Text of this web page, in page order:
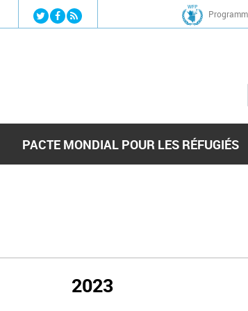
Jump to navigation
PACTE MONDIAL POUR LES RÉFUGIÉS
2023